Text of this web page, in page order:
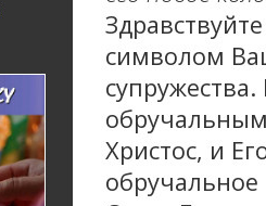
символом
Христос, и
обручальное